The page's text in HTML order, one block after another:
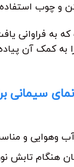
و چوب
به فراوانی
کمک آن پیاده
سیمانی
آب وهوایی و
هنگام تابش